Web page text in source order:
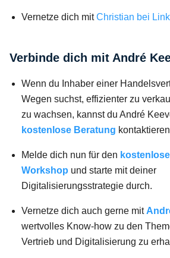
Vernetze dich mitChristian bei
Verbinde dich mit André
Wenn du Inhaber einer
Wegen suchst, effizienter zu
zu wachsen, kannst du André
kostenlose Beratung
Melde dich nun für den
Workshop und starte mit deiner
Digitalisierungsstrategie durch.
Vernetze dich auch gerne mit
wertvolles Know-how zu den
Vertrieb und Digitalisierung zu